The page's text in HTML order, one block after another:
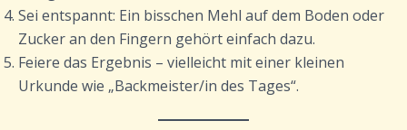
Sei entspannt: Ein bisschen Mehl auf dem Boden oder
Zucker an den Fingern gehört einfach dazu.
Feiere das Ergebnis – vielleicht mit einer kleinen
Urkunde wie „Backmeister/in des Tages“.